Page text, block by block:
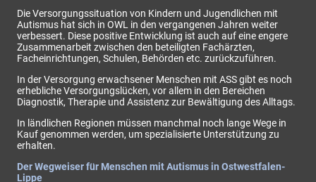
Die Versorgungssituation von Kindern und Jugendlichen mit
Autismus hat sich in OWL in den vergangenen Jahren weiter
verbessert. Diese positive Entwicklung ist auch auf eine engere
Zusammenarbeit zwischen den beteiligten Fachärzten,
Facheinrichtungen, Schulen, Behörden etc. zurückzuführen.
In der Versorgung erwachsener Menschen mit ASS gibt es noch
erhebliche Versorgungslücken, vor allem in den Bereichen
Diagnostik, Therapie und Assistenz zur Bewältigung des Alltags.
In ländlichen Regionen müssen manchmal noch lange Wege in
Kauf genommen werden, um spezialisierte Unterstützung zu
erhalten.
Der Wegweiser für Menschen mit Autismus in Ostwestfalen-
Lippe